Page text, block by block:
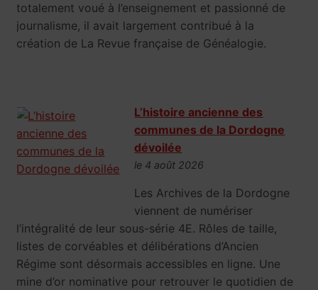
totalement voué à l’enseignement et passionné de
journalisme, il avait largement contribué à la
création de La Revue française de Généalogie.
L’histoire ancienne des
communes de la Dordogne
dévoilée
le 4 août 2026
Les Archives de la Dordogne
viennent de numériser
l’intégralité de leur sous-série 4E. Rôles de taille,
listes de corvéables et délibérations d’Ancien
Régime sont désormais accessibles en ligne. Une
mine d’or nominative pour retrouver le quotidien de